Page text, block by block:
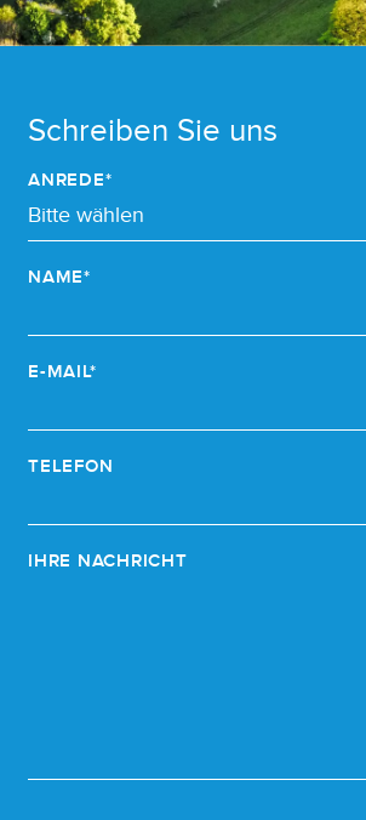
Schreiben Sie uns
ANREDE*
NAME*
E-MAIL*
TELEFON
IHRE NACHRICHT